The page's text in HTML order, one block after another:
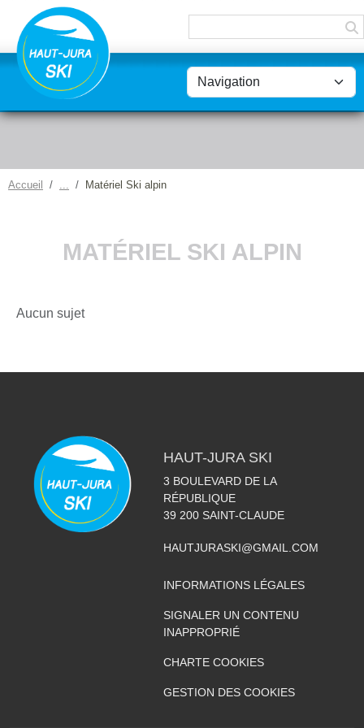
Accueil Matériel Ski alpin
MATÉRIEL SKI ALPIN
Aucun sujet
HAUT-JURA SKI
3 BOULEVARD DE LA
RÉPUBLIQUE
39 200 SAINT-CLAUDE
HAUTJURASKI@GMAIL.COM
INFORMATIONS LÉGALES
SIGNALER UN CONTENU
INAPPROPRIÉ
CHARTE COOKIES
GESTION DES COOKIES
Panneau de gestion des cookies